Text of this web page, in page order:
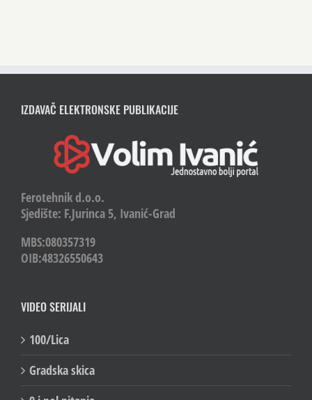
IZDAVAČ ELEKTRONSKE PUBLIKACIJE
Ferotehnik d.o.o.
Sjedište: F.Jurinca 5, Ivanić-Grad
MBS:080357319
OIB:48326550643
VIDEO SERIJALI
100/Lica
Gradska skica